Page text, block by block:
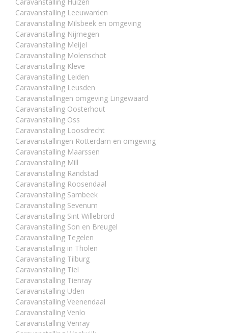
Caravanstalling Leeuwarden
Caravanstalling Milsbeek en omgeving
Caravanstalling Nijmegen
Caravanstalling Meijel
Caravanstalling Molenschot
Caravanstalling Kleve
Caravanstalling Leiden
Caravanstalling Leusden
Caravanstallingen omgeving Lingewaard
Caravanstalling Oosterhout
Caravanstalling Oss
Caravanstalling Loosdrecht
Caravanstallingen Rotterdam en omgeving
Caravanstalling Maarssen
Caravanstalling Mill
Caravanstalling Randstad
Caravanstalling Roosendaal
Caravanstalling Sambeek
Caravanstalling Sevenum
Caravanstalling Sint Willebrord
Caravanstalling Son en Breugel
Caravanstalling Tegelen
Caravanstalling in Tholen
Caravanstalling Tilburg
Caravanstalling Tiel
Caravanstalling Tienray
Caravanstalling Uden
Caravanstalling Veenendaal
Caravanstalling Venlo
Caravanstalling Venray